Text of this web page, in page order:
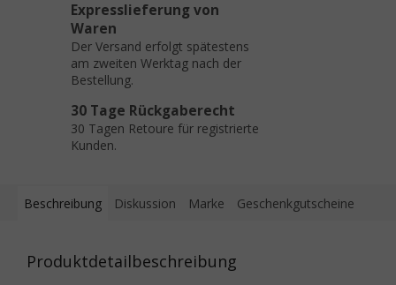
Expresslieferung von
Waren
Der Versand erfolgt spätestens
am zweiten Werktag nach der
Bestellung.
30 Tage Rückgaberecht
30 Tagen Retoure für registrierte
Kunden.
Beschreibung Diskussion Marke Geschenkgutscheine
Produktdetailbeschreibung